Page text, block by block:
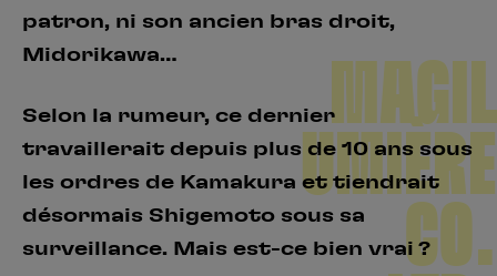
patron, ni son ancien bras droit,
Midorikawa…
Selon la rumeur, ce dernier
travaillerait depuis plus de 10 ans sous
les ordres de Kamakura et tiendrait
désormais Shigemoto sous sa
surveillance. Mais est-ce bien vrai ?
MAGIL
UMIÈRE
CO.